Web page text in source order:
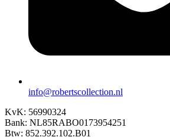
info@robertscollection.nl
KvK: 56990324
Bank: NL85RABO0173954251
Btw: 852.392.102.B01